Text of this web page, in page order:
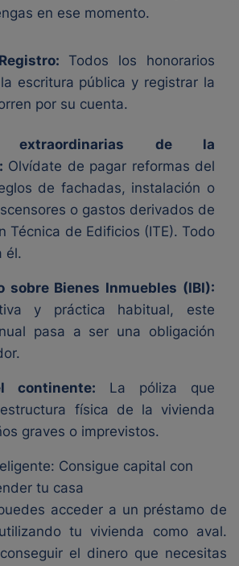
en ese momento.
Todos los honorarios
escritura pública y registrar la
por su cuenta.
extraordinarias de la
Olvídate de pagar reformas del
de fachadas, instalación o
o gastos derivados de
Técnica de Edificios (ITE). Todo
él.
sobre Bienes Inmuebles (IBI):
y práctica habitual, este
pasa a ser una obligación
continente: La póliza que
física de la vivienda
graves o imprevistos.
Consigue capital con
tu casa
acceder a un préstamo de
tu vivienda como aval.
el dinero que necesitas